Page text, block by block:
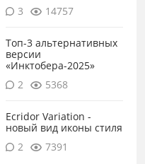
3
14757
Топ-3 альтернативных
версии
«Инктобера-2025»
2
5368
Ecridor Variation -
новый вид иконы стиля
2
7391